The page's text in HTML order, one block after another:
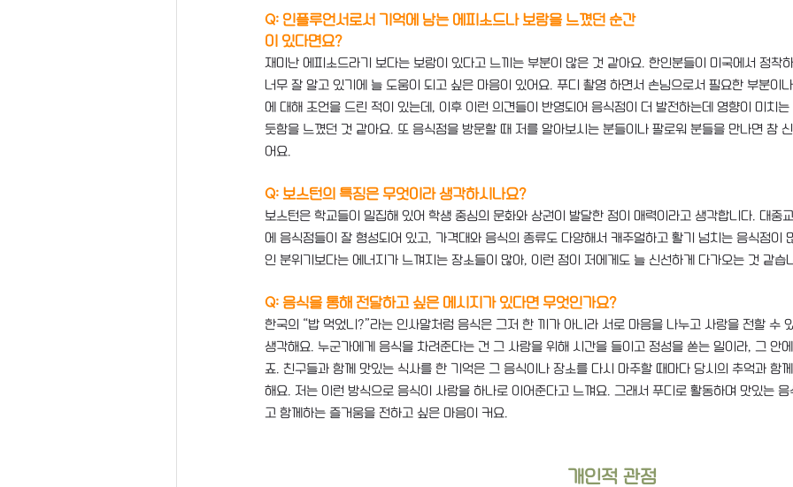
Q: 인플루언서로서 기억에 남는 에피소드나 보람을 느꼈던 순간
이 있다면요?
재미난 에피소드라기 보다는 보람이 있다고 느끼는 부분이 많은 것 같아요. 한인분들이 미국에서 정착
너무 잘 알고 있기에 늘 도움이 되고 싶은 마음이 있어요. 푸디 촬영 하면서 손님으로서 필요한 부분이
에 대해 조언을 드린 적이 있는데, 이후 이런 의견들이 반영되어 음식점이 더 발전하는데 영향이 미치
듯함을 느꼈던 것 같아요. 또 음식점을 방문할 때 저를 알아보시는 분들이나 팔로워 분들을 만나면 참
어요.
Q: 보스턴의 특징은 무엇이라 생각하시나요?
보스턴은 학교들이 밀집해 있어 학생 중심의 문화와 상권이 발달한 점이 매력이라고 생각합니다. 대중
에 음식점들이 잘 형성되어 있고, 가격대와 음식의 종류도 다양해서 캐주얼하고 활기 넘치는 음식점이
인 분위기보다는 에너지가 느껴지는 장소들이 많아, 이런 점이 저에게도 늘 신선하게 다가오는 것 같습
Q: 음식을 통해 전달하고 싶은 메시지가 있다면 무엇인가요?
한국의 “밥 먹었니?”라는 인사말처럼 음식은 그저 한 끼가 아니라 서로 마음을 나누고 사랑을 전할 수
생각해요. 누군가에게 음식을 차려준다는 건 그 사람을 위해 시간을 들이고 정성을 쏟는 일이라, 그 안에
죠. 친구들과 함께 맛있는 식사를 한 기억은 그 음식이나 장소를 다시 마주할 때마다 당시의 추억과 함
해요. 저는 이런 방식으로 음식이 사람을 하나로 이어준다고 느껴요. 그래서 푸디로 활동하며 맛있는
고 함께하는 즐거움을 전하고 싶은 마음이 커요.
                                                         개인적 관점